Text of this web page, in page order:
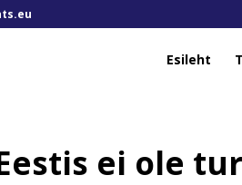
Esileht
ei ole